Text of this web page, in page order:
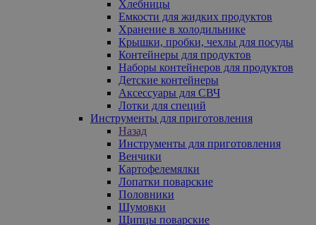
Хлебницы
Емкости для жидких продуктов
Хранение в холодильнике
Крышки, пробки, чехлы для посуды
Контейнеры для продуктов
Наборы контейнеров для продуктов
Детские контейнеры
Аксессуары для СВЧ
Лотки для специй
Инструменты для приготовления
Назад
Инструменты для приготовления
Венчики
Картофелемялки
Лопатки поварские
Половники
Шумовки
Щипцы поварские